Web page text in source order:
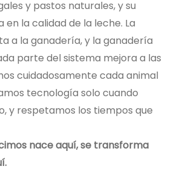
y pastos naturales, y su
en la calidad de la leche. La
a la ganadería, y la ganadería
parte del sistema mejora a las
cuidadosamente cada animal
tecnología solo cuando
y respetamos los tiempos que
nace aquí, se transforma